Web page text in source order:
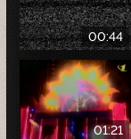
00:44
01:21